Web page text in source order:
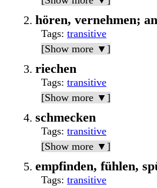
hören, vernehmen;
Tags: transitive
[Show more ▼]
riechen
Tags: transitive
[Show more ▼]
schmecken
Tags: transitive
[Show more ▼]
empfinden, fühlen,
Tags: transitive